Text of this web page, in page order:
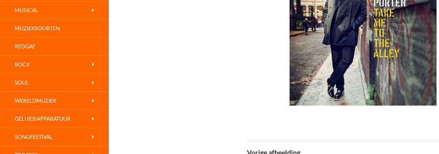
Vorige afbeelding
MUSICAL
MUZIEKSOORTEN
REGGAE
ROCK
SOUL
WERELDMUZIEK
GELUIDSAPPARATUUR
SONGFESTIVAL